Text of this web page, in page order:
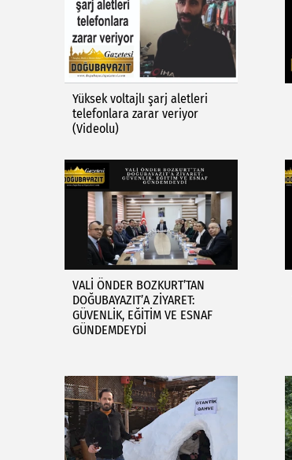
Yüksek voltajlı şarj aletleri
telefonlara zarar veriyor
(Videolu)
VALİ ÖNDER BOZKURT’TAN
DOĞUBAYAZIT’A ZİYARET:
GÜVENLİK, EĞİTİM VE ESNAF
GÜNDEMDEYDİ